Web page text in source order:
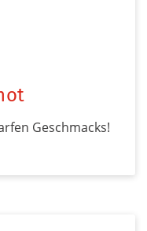
Geschmacks!